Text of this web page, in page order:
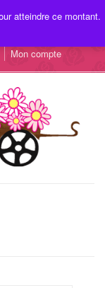
Mon compte
atteindre ce montant.